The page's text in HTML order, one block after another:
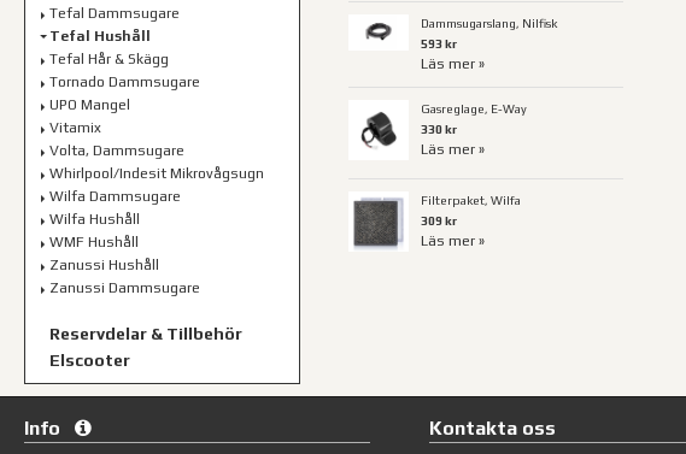
Tefal Dammsugare
Tefal Hushåll
Tefal Hår & Skägg
Tornado Dammsugare
UPO Mangel
Vitamix
Volta, Dammsugare
Whirlpool/Indesit Mikrovågsugn
Wilfa Dammsugare
Wilfa Hushåll
WMF Hushåll
Zanussi Hushåll
Zanussi Dammsugare
Reservdelar & Tillbehör
Elscooter
Dammsugarslang, Nilfisk
593 kr
Läs mer »
Gasreglage, E-Way
330 kr
Läs mer »
Filterpaket, Wilfa
309 kr
Läs mer »
Info Kontakta oss